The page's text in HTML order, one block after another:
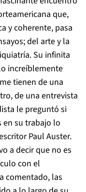
que,
y coherente, pasa
del arte y la
Su infinita
increíblemente
tienen de una
de una entrevista
le preguntó si
su trabajo lo
Paul Auster.
a decir que no es
con el
comentado, las